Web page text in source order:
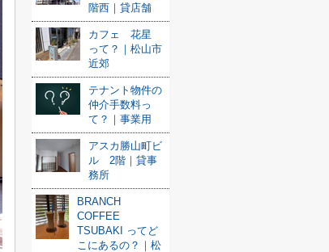
階西｜貸店舗
カフェ 花星
って？｜松山市
近郊
テナント物件の
仲介手数料っ
て？｜事業用
アスカ勝山町ビ
ル 2階｜貸事
務所
BRANCH
COFFEE
TSUBAKI ってど
こにあるの？｜松